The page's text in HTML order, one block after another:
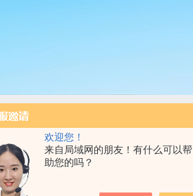
欢迎您！
来自局域网的朋友！有什么可以帮
助您的吗？